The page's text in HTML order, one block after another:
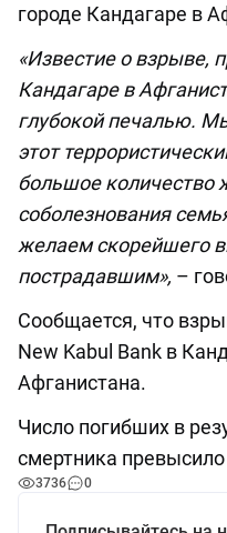
городе Кандагаре в
«Известие о взрыве,
Кандагаре в
глубокой печалью.
этот
большое
соболезнования
желаем скорейшего
пострадавшим», –
Сообщается, что
New Kabul Bank в
Афганистана.
Число погибших в
смертника
3736 0